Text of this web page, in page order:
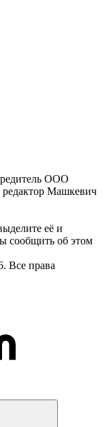
ООО
Машкевич
её и
сообщить об этом
Все права